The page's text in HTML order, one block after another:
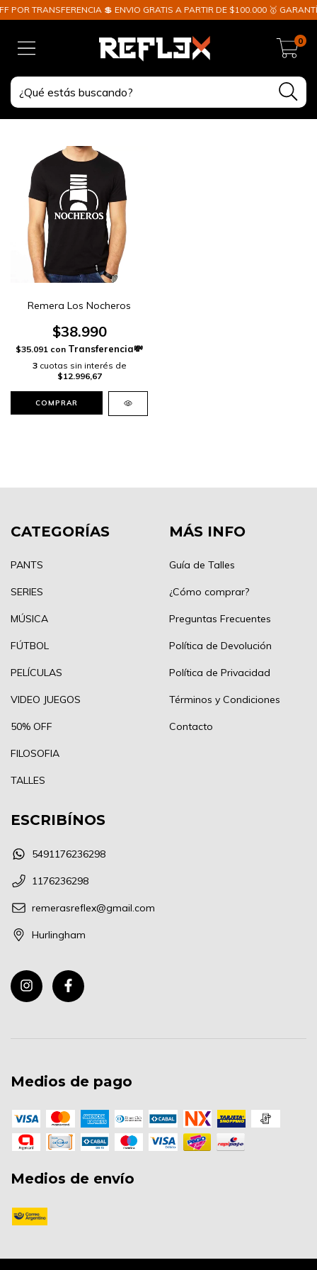
TRANSFERENCIA 💲 ENVIO GRATIS A PARTIR DE $100.000 🥇
0
Remera Los Nocheros
$38.990
$35.091 con
3 cuotas sin interés de
$12.996,67
COMPRAR
CATEGORÍAS
PANTS
SERIES
MÚSICA
FÚTBOL
PELÍCULAS
VIDEO JUEGOS
50% OFF
FILOSOFIA
TALLES
MÁS INFO
Guía de Talles
¿Cómo comprar?
Preguntas Frecuentes
Política de Devolución
Política de Privacidad
Términos y Condiciones
Contacto
ESCRIBÍNOS
5491176236298
1176236298
remerasreflex@gmail.com
Hurlingham
Medios de pago
Medios de envío